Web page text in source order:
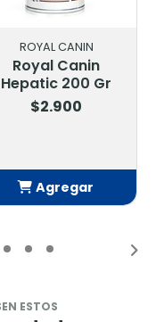
ROYAL CANIN
Royal Canin
Hepatic 200 Gr
$2.900
Agregar
ESTOS